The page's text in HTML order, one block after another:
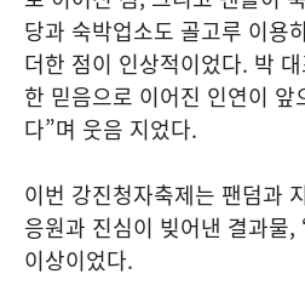
당과 숙박업소도 골고루 이용
더한 점이 인상적이었다. 박
한 믿음으로 이어진 인연이 앞
다”며 웃음 지었다.
이번 강진청자축제는 팬덤과
응원과 진심이 빚어낸 결과물,
이상이었다.